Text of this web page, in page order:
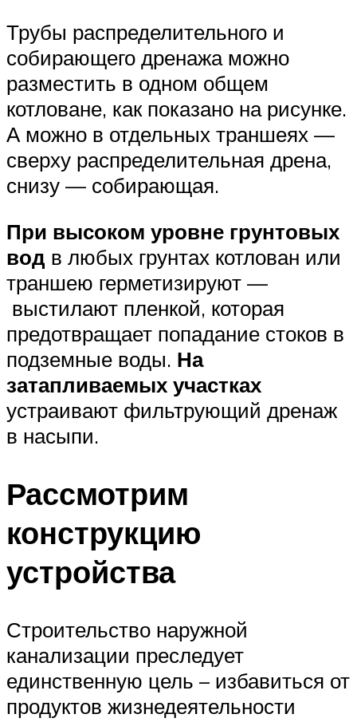
Трубы распределительного и
собирающего дренажа можно
разместить в одном общем
котловане, как показано на рисунке.
А можно в отдельных траншеях —
сверху распределительная дрена,
снизу — собирающая.
При высоком уровне грунтовых
вод в любых грунтах котлован или
траншею герметизируют —
выстилают пленкой, которая
предотвращает попадание стоков в
подземные воды. На
затапливаемых участках
устраивают фильтрующий дренаж
в насыпи.
Рассмотрим
конструкцию
устройства
Строительство наружной
канализации преследует
единственную цель – избавиться от
продуктов жизнедеятельности